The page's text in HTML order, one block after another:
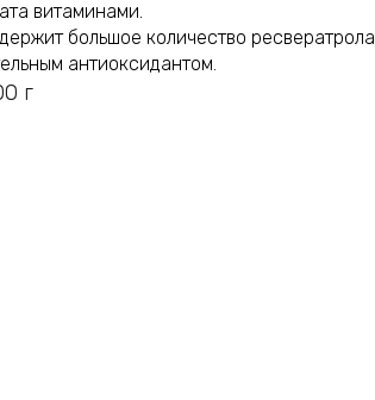
витаминами.
большое количество ресвератрола
антиоксидантом
г